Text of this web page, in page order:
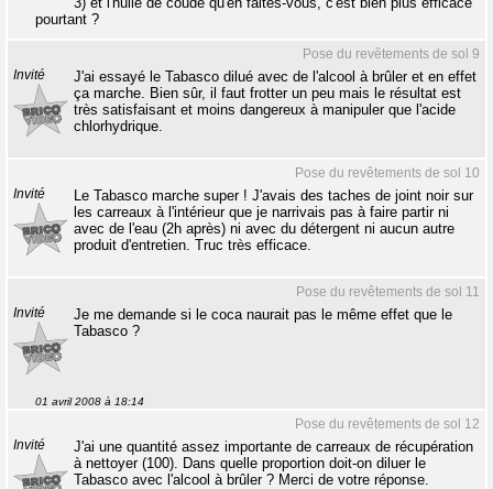
pourtant ?
Pose du revêtements de sol 9
Invité
J'ai essayé le Tabasco dilué avec de l'alcool à brûler et en effet
ça marche. Bien sûr, il faut frotter un peu mais le résultat est
très satisfaisant et moins dangereux à manipuler que l'acide
chlorhydrique.
Pose du revêtements de sol 10
Invité
Le Tabasco marche super ! J'avais des taches de joint noir sur
les carreaux à l'intérieur que je narrivais pas à faire partir ni
avec de l'eau (2h après) ni avec du détergent ni aucun autre
produit d'entretien. Truc très efficace.
Pose du revêtements de sol 11
Invité
Je me demande si le coca naurait pas le même effet que le
Tabasco ?
01 avril 2008 à 18:14
Pose du revêtements de sol 12
Invité
J'ai une quantité assez importante de carreaux de récupération
à nettoyer (100). Dans quelle proportion doit-on diluer le
Tabasco avec l'alcool à brûler ? Merci de votre réponse.